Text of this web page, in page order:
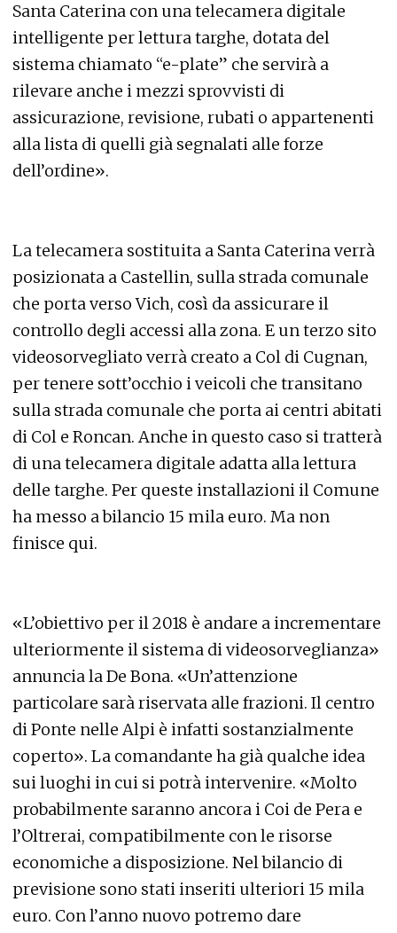
Santa Caterina con una telecamera digitale
intelligente per lettura targhe, dotata del
sistema chiamato “e-plate” che servirà a
rilevare anche i mezzi sprovvisti di
assicurazione, revisione, rubati o appartenenti
alla lista di quelli già segnalati alle forze
dell’ordine».
La telecamera sostituita a Santa Caterina verrà
posizionata a Castellin, sulla strada comunale
che porta verso Vich, così da assicurare il
controllo degli accessi alla zona. E un terzo sito
videosorvegliato verrà creato a Col di Cugnan,
per tenere sott’occhio i veicoli che transitano
sulla strada comunale che porta ai centri abitati
di Col e Roncan. Anche in questo caso si tratterà
di una telecamera digitale adatta alla lettura
delle targhe. Per queste installazioni il Comune
ha messo a bilancio 15 mila euro. Ma non
finisce qui.
«L’obiettivo per il 2018 è andare a incrementare
ulteriormente il sistema di videosorveglianza»
annuncia la De Bona. «Un’attenzione
particolare sarà riservata alle frazioni. Il centro
di Ponte nelle Alpi è infatti sostanzialmente
coperto». La comandante ha già qualche idea
sui luoghi in cui si potrà intervenire. «Molto
probabilmente saranno ancora i Coi de Pera e
l’Oltrerai, compatibilmente con le risorse
economiche a disposizione. Nel bilancio di
previsione sono stati inseriti ulteriori 15 mila
euro. Con l’anno nuovo potremo dare